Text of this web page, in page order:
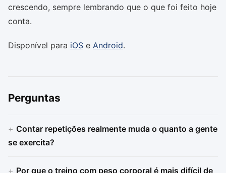
crescendo, sempre lembrando que o que foi feito hoje
conta.
Disponível para iOS e Android.
Perguntas
Contar repetições realmente muda o quanto a gente
se exercita?
Por que o treino com peso corporal é mais difícil de